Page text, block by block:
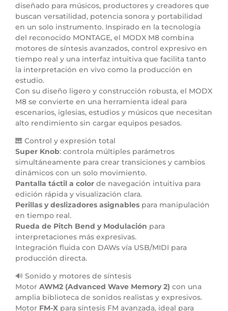
diseñado para músicos, productores y creadores que
buscan versatilidad, potencia sonora y portabilidad
en un solo instrumento. Inspirado en la tecnología
del reconocido MONTAGE, el MODX M8 combina
motores de síntesis avanzados, control expresivo en
tiempo real y una interfaz intuitiva que facilita tanto
la interpretación en vivo como la producción en
estudio.
Con su diseño ligero y construcción robusta, el MODX
M8 se convierte en una herramienta ideal para
escenarios, iglesias, estudios y músicos que necesitan
alto rendimiento sin cargar equipos pesados.
🎹 Control y expresión total
Super Knob: controla múltiples parámetros
simultáneamente para crear transiciones y cambios
dinámicos con un solo movimiento.
Pantalla táctil a color de navegación intuitiva para
edición rápida y visualización clara.
Perillas y deslizadores asignables para manipulación
en tiempo real.
Rueda de Pitch Bend y Modulación para
interpretaciones más expresivas.
Integración fluida con DAWs vía USB/MIDI para
producción directa.
🔊 Sonido y motores de síntesis
Motor AWM2 (Advanced Wave Memory 2) con una
amplia biblioteca de sonidos realistas y expresivos.
Motor FM-X para síntesis FM avanzada, ideal para